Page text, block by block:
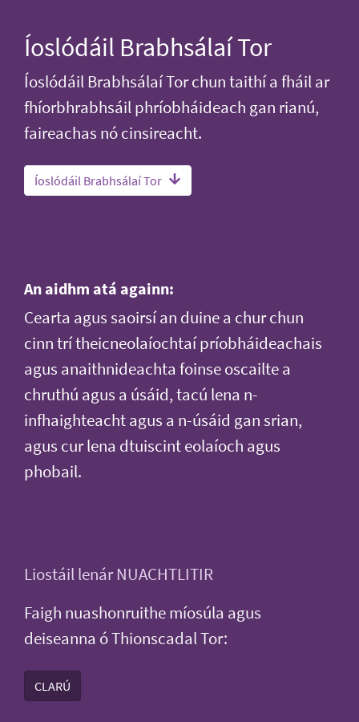
Íoslódáil Brabhsálaí Tor
Íoslódáil Brabhsálaí Tor chun taithí a fháil ar
fhíorbhrabhsáil phríobháideach gan rianú,
faireachas nó cinsireacht.
Íoslódáil Brabhsálaí Tor
An aidhm atá againn:
Cearta agus saoirsí an duine a chur chun
cinn trí theicneolaíochtaí príobháideachais
agus anaithnideachta foinse oscailte a
chruthú agus a úsáid, tacú lena n-
infhaighteacht agus a n-úsáid gan srian,
agus cur lena dtuiscint eolaíoch agus
phobail.
Liostáil lenár NUACHTLITIR
Faigh nuashonruithe míosúla agus
deiseanna ó Thionscadal Tor:
CLARÚ